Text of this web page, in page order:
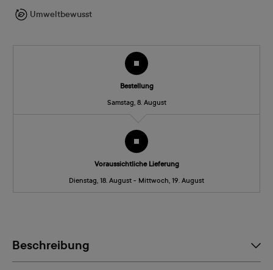
Umweltbewusst
Bestellung
Samstag, 8. August
Voraussichtliche Lieferung
Dienstag, 18. August - Mittwoch, 19. August
Beschreibung